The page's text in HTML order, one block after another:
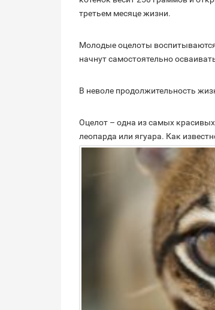
третьем месяце жизни.
Молодые оцелоты
начнут самостоятельно
В неволе продолжительность
Оцелот – одна из самых
леопарда или ягуара. Как